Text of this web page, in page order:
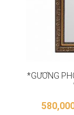
*GƯƠNG